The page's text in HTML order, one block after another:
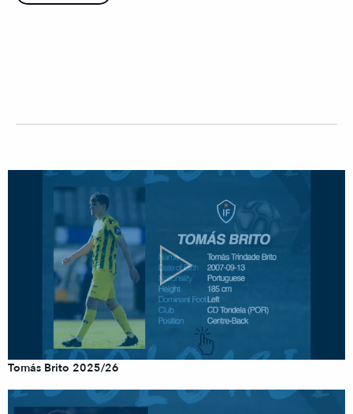
Tomás Brito 2025/26